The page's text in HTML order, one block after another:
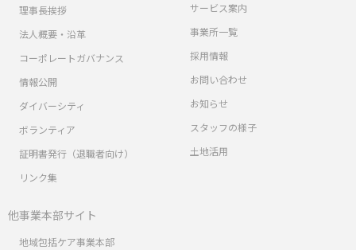
理事長挨拶
法人概要・沿革
コーポレートガバナンス
情報公開
ダイバーシティ
ボランティア
証明書発行（退職者向け）
リンク集
サービス案内
事業所一覧
採用情報
お問い合わせ
お知らせ
スタッフの様子
土地活用
他事業本部サイト
地域包括ケア事業本部